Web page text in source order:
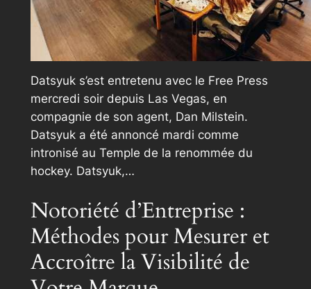
Datsyuk s’est entretenu avec le Free Press
mercredi soir depuis Las Vegas, en
compagnie de son agent, Dan Milstein.
Datsyuk a été annoncé mardi comme
intronisé au Temple de la renommée du
hockey. Datsyuk,…
Notoriété d’Entreprise :
Méthodes pour Mesurer et
Accroître la Visibilité de